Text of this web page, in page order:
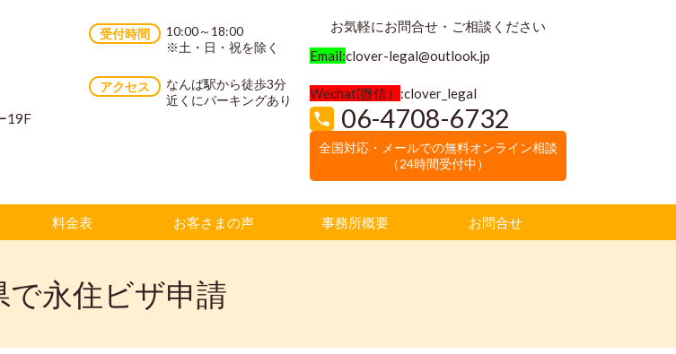
19F
受付時間
10:00～18:00
※土・日・祝を除く
アクセス
なんば駅から徒歩3分
近くにパーキングあり
お気軽にお問合せ・ご相談ください
Email:clover-legal@outlook.jp
Wechat(微信） :clover_legal
06-4708-6732
全国対応・メールでの無料オンライン相談
（24時間受付中）
料金表 お客さまの声 事務所概要 お問合せ
で永住ビザ申請